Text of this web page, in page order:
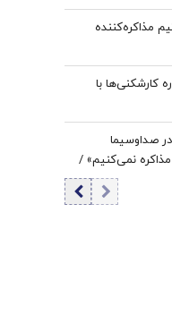
مذاکره‌کننده
کارشکنی‌ها با
صداوسیما
نمی‌کنیم» /